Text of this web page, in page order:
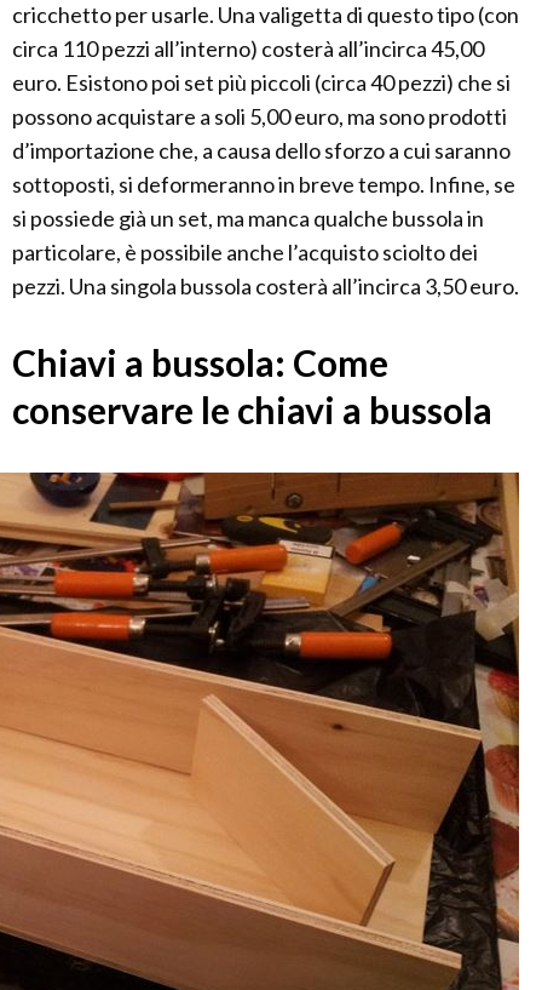
cricchetto per usarle. Una valigetta di questo tipo (con
circa 110 pezzi all’interno) costerà all’incirca 45,00
euro. Esistono poi set più piccoli (circa 40 pezzi) che si
possono acquistare a soli 5,00 euro, ma sono prodotti
d’importazione che, a causa dello sforzo a cui saranno
sottoposti, si deformeranno in breve tempo. Infine, se
si possiede già un set, ma manca qualche bussola in
particolare, è possibile anche l’acquisto sciolto dei
pezzi. Una singola bussola costerà all’incirca 3,50 euro.
Chiavi a bussola: Come
conservare le chiavi a bussola